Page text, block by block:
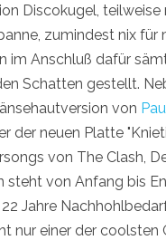
Discokugel, teilweise
zumindest nix für
im Anschluß dafür
Schatten gestellt.
von
der neuen Platte
von The Clash,
steht von Anfang bis
Jahre
nur einer der coolsten